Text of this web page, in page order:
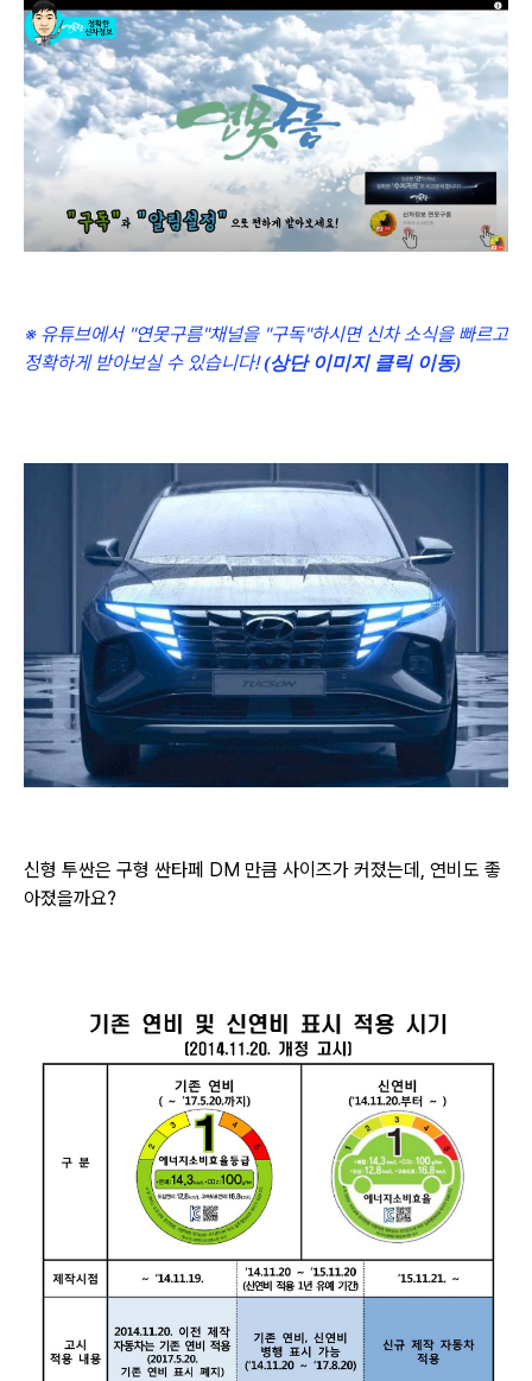
※ 유튜브에서 "연못구름"채널을 "구독"하시면 신차 소식을 빠르고
정확하게 받아보실 수 있습니다!(상단 이미지 클릭 이동)
신형 투싼은 구형 싼타페 DM 만큼 사이즈가 커졌는데, 연비도 좋
아졌을까요?